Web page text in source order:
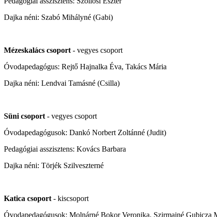
Dajka néni: Szabó Mihályné (Gabi)
Mézeskalács csoport - vegyes csoport
Óvodapedagógus: Rejtő Hajnalka Éva, Takács Mária
Dajka néni: Lendvai Tamásné (Csilla)
Süni csoport - vegyes csoport
Óvodapedagógusok: Dankó Norbert Zoltánné (Judit)
Pedagógiai asszisztens: Kovács Barbara
Dajka néni: Törjék Szilveszterné
Katica csoport - kiscsoport
Óvodapedagógusok: Molnárné Bokor Veronika, Szirmainé Gubicza